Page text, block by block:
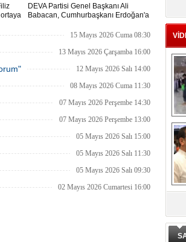
verdi.
DEVA Partisi Genel Başkanı Ali
Babacan, Cumhurbaşkanı Erdoğan'a
enflasyonu" dedi. CHP'den AKP'ye
sıkıntıları ile uğraşan Ana Muhalefete de
şeklinde konuştu.
15 Mayıs 2026 Cuma 08:30
13 Mayıs 2026 Çarşamba 16:00
12 Mayıs 2026 Salı 14:00
08 Mayıs 2026 Cuma 11:30
07 Mayıs 2026 Perşembe 14:30
07 Mayıs 2026 Perşembe 13:00
05 Mayıs 2026 Salı 15:00
05 Mayıs 2026 Salı 11:30
05 Mayıs 2026 Salı 09:30
02 Mayıs 2026 Cumartesi 16:00